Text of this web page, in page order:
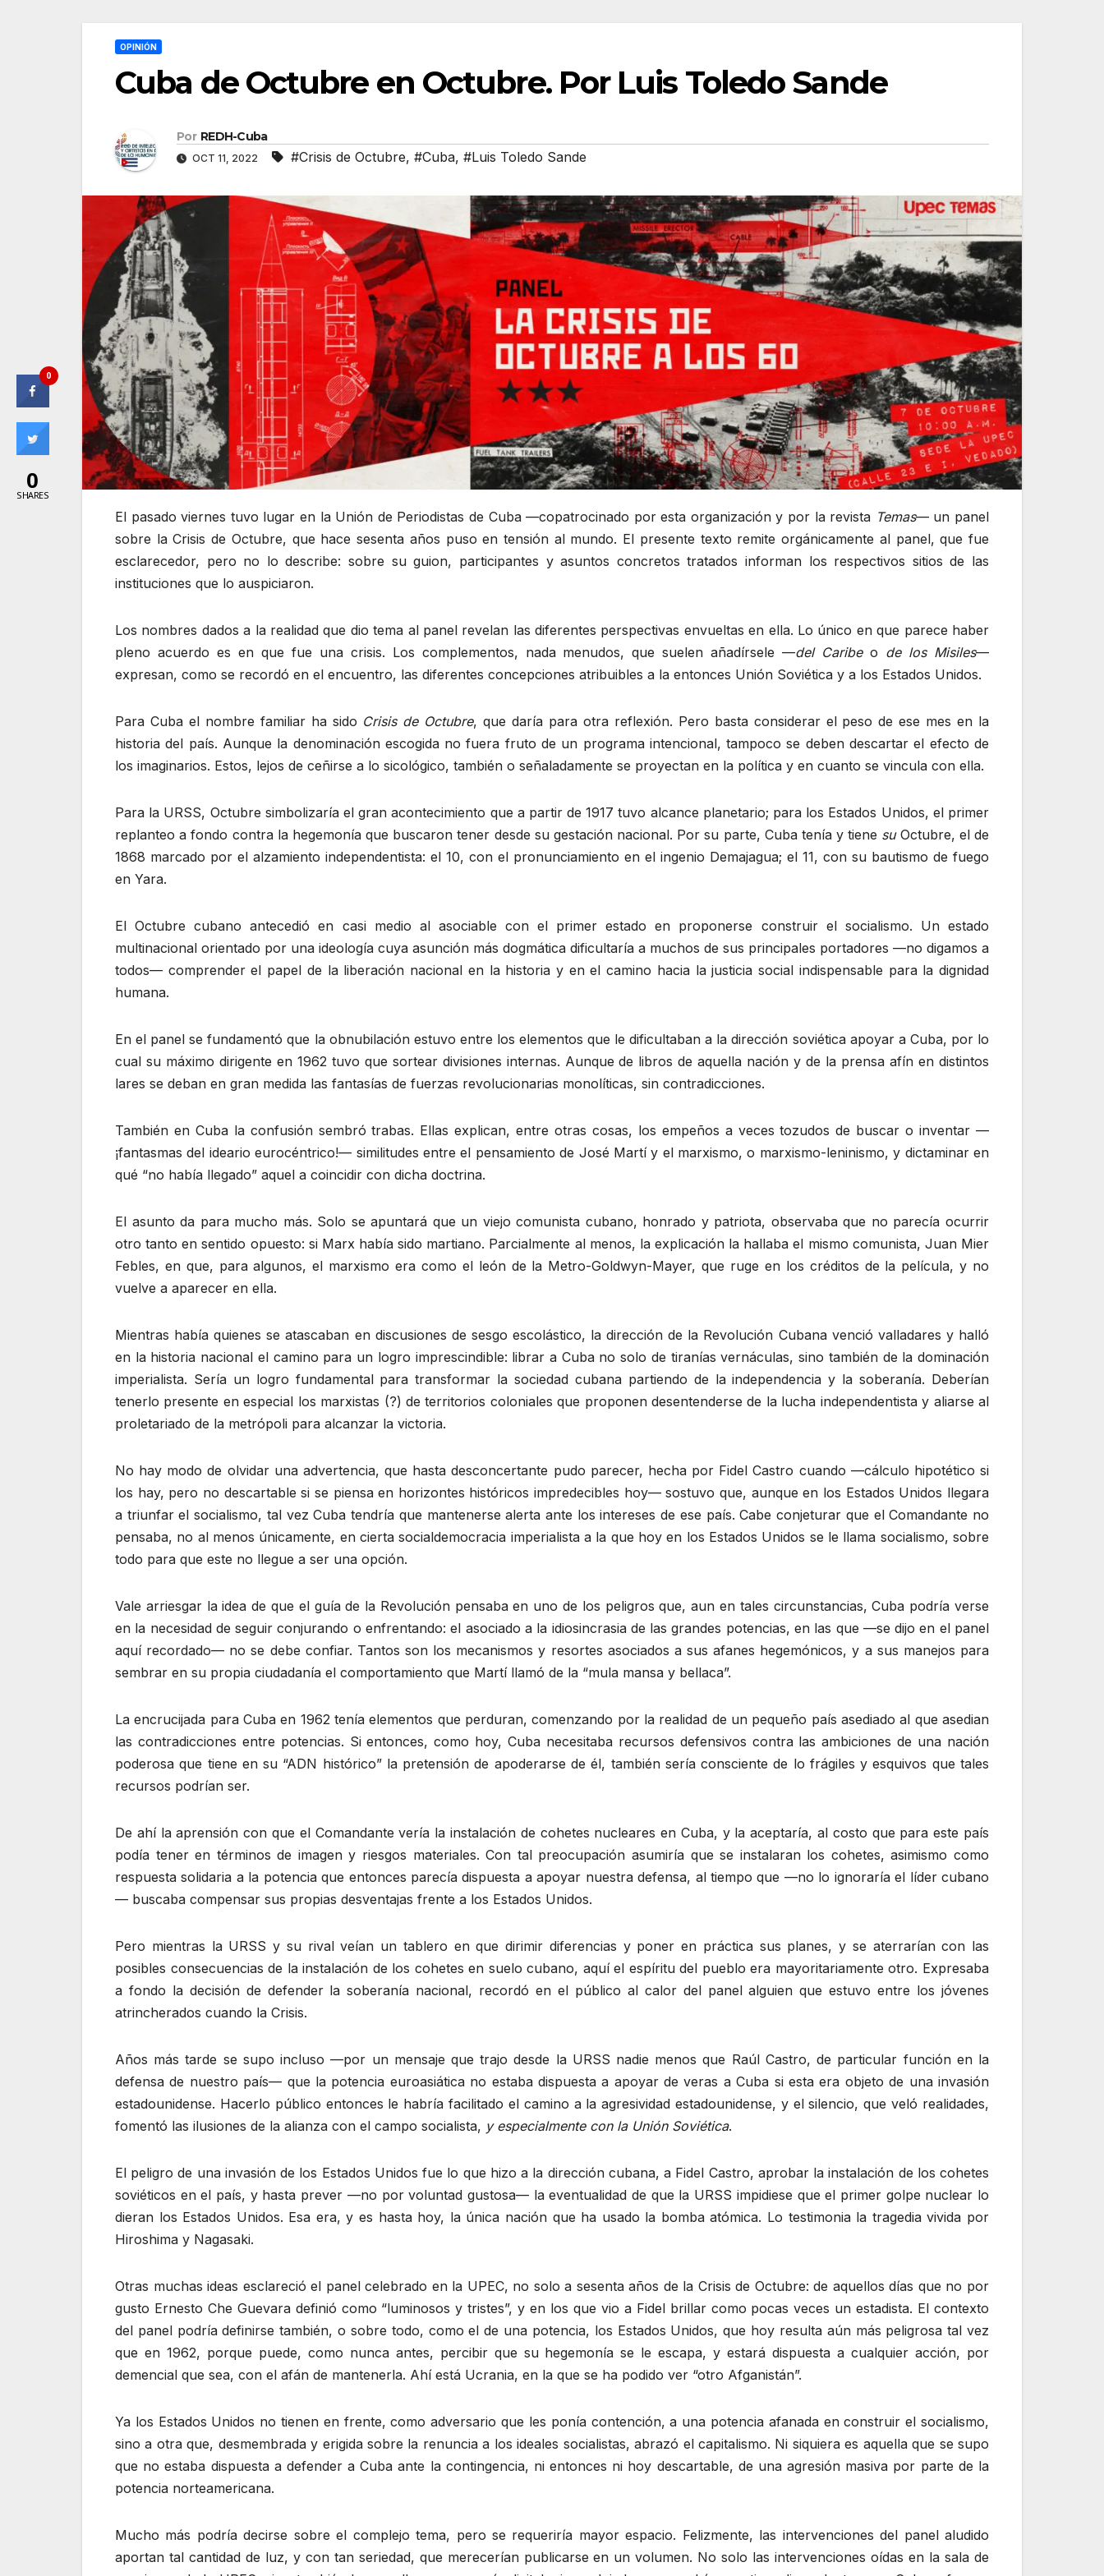
OPINIÓN
Cuba de Octubre en Octubre. Por Luis Toledo Sande
Por REDH-Cuba
OCT 11, 2022 #Crisis de Octubre, #Cuba, #Luis Toledo Sande
El pasado viernes tuvo lugar en la Unión de Periodistas de Cuba —copatrocinado por esta organización y por la revista Temas— un panel
sobre la Crisis de Octubre, que hace sesenta años puso en tensión al mundo. El presente texto remite orgánicamente al panel, que fue
esclarecedor, pero no lo describe: sobre su guion, participantes y asuntos concretos tratados informan los respectivos sitios de las
instituciones que lo auspiciaron.
Los nombres dados a la realidad que dio tema al panel revelan las diferentes perspectivas envueltas en ella. Lo único en que parece haber
pleno acuerdo es en que fue una crisis. Los complementos, nada menudos, que suelen añadírsele —del Caribeo de los Misiles—
expresan, como se recordó en el encuentro, las diferentes concepciones atribuibles a la entonces Unión Soviética y a los Estados Unidos.
Para Cuba el nombre familiar ha sido Crisis de Octubre, que daría para otra reflexión. Pero basta considerar el peso de ese mes en la
historia del país. Aunque la denominación escogida no fuera fruto de un programa intencional, tampoco se deben descartar el efecto de
los imaginarios. Estos, lejos de ceñirse a lo sicológico, también o señaladamente se proyectan en la política y en cuanto se vincula con ella.
Para la URSS, Octubre simbolizaría el gran acontecimiento que a partir de 1917 tuvo alcance planetario; para los Estados Unidos, el primer
replanteo a fondo contra la hegemonía que buscaron tener desde su gestación nacional. Por su parte, Cuba tenía y tiene suOctubre, el de
1868 marcado por el alzamiento independentista: el 10, con el pronunciamiento en el ingenio Demajagua; el 11, con su bautismo de fuego
en Yara.
El Octubre cubano antecedió en casi medio al asociable con el primer estado en proponerse construir el socialismo. Un estado
multinacional orientado por una ideología cuya asunción más dogmática dificultaría a muchos de sus principales portadores —no digamos a
todos— comprender el papel de la liberación nacional en la historia y en el camino hacia la justicia social indispensable para la dignidad
humana.
En el panel se fundamentó que la obnubilación estuvo entre los elementos que le dificultaban a la dirección soviética apoyar a Cuba, por lo
cual su máximo dirigente en 1962 tuvo que sortear divisiones internas. Aunque de libros de aquella nación y de la prensa afín en distintos
lares se deban en gran medida las fantasías de fuerzas revolucionarias monolíticas, sin contradicciones.
También en Cuba la confusión sembró trabas. Ellas explican, entre otras cosas, los empeños a veces tozudos de buscar o inventar —
¡fantasmas del ideario eurocéntrico!— similitudes entre el pensamiento de José Martí y el marxismo, o marxismo-leninismo, y dictaminar en
qué “no había llegado” aquel a coincidir con dicha doctrina.
El asunto da para mucho más. Solo se apuntará que un viejo comunista cubano, honrado y patriota, observaba que no parecía ocurrir
otro tanto en sentido opuesto: si Marx había sido martiano. Parcialmente al menos, la explicación la hallaba el mismo comunista, Juan Mier
Febles, en que, para algunos, el marxismo era como el león de la Metro-Goldwyn-Mayer, que ruge en los créditos de la película, y no
vuelve a aparecer en ella.
Mientras había quienes se atascaban en discusiones de sesgo escolástico, la dirección de la Revolución Cubana venció valladares y halló
en la historia nacional el camino para un logro imprescindible: librar a Cuba no solo de tiranías vernáculas, sino también de la dominación
imperialista. Sería un logro fundamental para transformar la sociedad cubana partiendo de la independencia y la soberanía. Deberían
tenerlo presente en especial los marxistas (?) de territorios coloniales que proponen desentenderse de la lucha independentista y aliarse al
proletariado de la metrópoli para alcanzar la victoria.
No hay modo de olvidar una advertencia, que hasta desconcertante pudo parecer, hecha por Fidel Castro cuando —cálculo hipotético si
los hay, pero no descartable si se piensa en horizontes históricos impredecibles hoy— sostuvo que, aunque en los Estados Unidos llegara
a triunfar el socialismo, tal vez Cuba tendría que mantenerse alerta ante los intereses de ese país. Cabe conjeturar que el Comandante no
pensaba, no al menos únicamente, en cierta socialdemocracia imperialista a la que hoy en los Estados Unidos se le llama socialismo, sobre
todo para que este no llegue a ser una opción.
Vale arriesgar la idea de que el guía de la Revolución pensaba en uno de los peligros que, aun en tales circunstancias, Cuba podría verse
en la necesidad de seguir conjurando o enfrentando: el asociado a la idiosincrasia de las grandes potencias, en las que —se dijo en el panel
aquí recordado— no se debe confiar. Tantos son los mecanismos y resortes asociados a sus afanes hegemónicos, y a sus manejos para
sembrar en su propia ciudadanía el comportamiento que Martí llamó de la “mula mansa y bellaca”.
La encrucijada para Cuba en 1962 tenía elementos que perduran, comenzando por la realidad de un pequeño país asediado al que asedian
las contradicciones entre potencias. Si entonces, como hoy, Cuba necesitaba recursos defensivos contra las ambiciones de una nación
poderosa que tiene en su “ADN histórico” la pretensión de apoderarse de él, también sería consciente de lo frágiles y esquivos que tales
recursos podrían ser.
De ahí la aprensión con que el Comandante vería la instalación de cohetes nucleares en Cuba, y la aceptaría, al costo que para este país
podía tener en términos de imagen y riesgos materiales. Con tal preocupación asumiría que se instalaran los cohetes, asimismo como
respuesta solidaria a la potencia que entonces parecía dispuesta a apoyar nuestra defensa, al tiempo que —no lo ignoraría el líder cubano
— buscaba compensar sus propias desventajas frente a los Estados Unidos.
Pero mientras la URSS y su rival veían un tablero en que dirimir diferencias y poner en práctica sus planes, y se aterrarían con las
posibles consecuencias de la instalación de los cohetes en suelo cubano, aquí el espíritu del pueblo era mayoritariamente otro. Expresaba
a fondo la decisión de defender la soberanía nacional, recordó en el público al calor del panel alguien que estuvo entre los jóvenes
atrincherados cuando la Crisis.
Años más tarde se supo incluso —por un mensaje que trajo desde la URSS nadie menos que Raúl Castro, de particular función en la
defensa de nuestro país— que la potencia euroasiática no estaba dispuesta a apoyar de veras a Cuba si esta era objeto de una invasión
estadounidense. Hacerlo público entonces le habría facilitado el camino a la agresividad estadounidense, y el silencio, que veló realidades,
fomentó las ilusiones de la alianza con el campo socialista, y especialmente con la Unión Soviética.
El peligro de una invasión de los Estados Unidos fue lo que hizo a la dirección cubana, a Fidel Castro, aprobar la instalación de los cohetes
soviéticos en el país, y hasta prever —no por voluntad gustosa— la eventualidad de que la URSS impidiese que el primer golpe nuclear lo
dieran los Estados Unidos. Esa era, y es hasta hoy, la única nación que ha usado la bomba atómica. Lo testimonia la tragedia vivida por
Hiroshima y Nagasaki.
Otras muchas ideas esclareció el panel celebrado en la UPEC, no solo a sesenta años de la Crisis de Octubre: de aquellos días que no por
gusto Ernesto Che Guevara definió como “luminosos y tristes”, y en los que vio a Fidel brillar como pocas veces un estadista. El contexto
del panel podría definirse también, o sobre todo, como el de una potencia, los Estados Unidos, que hoy resulta aún más peligrosa tal vez
que en 1962, porque puede, como nunca antes, percibir que su hegemonía se le escapa, y estará dispuesta a cualquier acción, por
demencial que sea, con el afán de mantenerla. Ahí está Ucrania, en la que se ha podido ver “otro Afganistán”.
Ya los Estados Unidos no tienen en frente, como adversario que les ponía contención, a una potencia afanada en construir el socialismo,
sino a otra que, desmembrada y erigida sobre la renuncia a los ideales socialistas, abrazó el capitalismo. Ni siquiera es aquella que se supo
que no estaba dispuesta a defender a Cuba ante la contingencia, ni entonces ni hoy descartable, de una agresión masiva por parte de la
potencia norteamericana.
Mucho más podría decirse sobre el complejo tema, pero se requeriría mayor espacio. Felizmente, las intervenciones del panel aludido
aportan tal cantidad de luz, y con tan seriedad, que merecerían publicarse en un volumen. No solo las intervenciones oídas en la sala de
0
0
SHARES